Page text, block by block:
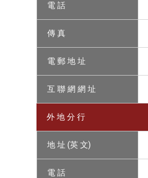
電 話
傳 真
電 郵 地 址
互 聯 網 網 址
外 地 分 行
地 址 (英 文)
電 話